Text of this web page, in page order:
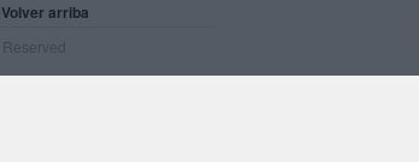
Volver arriba